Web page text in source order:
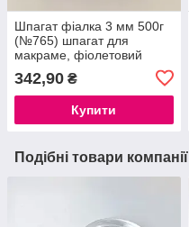
Шпагат фіалка 3 мм 500г
(№765) шпагат для
макраме, фіолетовий
342,90 ₴
Купити
Подібні товари компанії